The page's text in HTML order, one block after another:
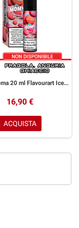
MOMY Aroma 20 ml Flavourart Ice Fragola Anguria
16,90 €
ACQUISTA